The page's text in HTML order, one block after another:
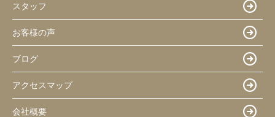
スタッフ
お客様の声
ブログ
アクセスマップ
会社概要